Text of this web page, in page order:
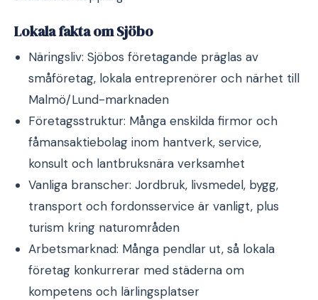
Lokala fakta om Sjöbo
Näringsliv: Sjöbos företagande präglas av
småföretag, lokala entreprenörer och närhet till
Malmö/Lund-marknaden
Företagsstruktur: Många enskilda firmor och
fåmansaktiebolag inom hantverk, service,
konsult och lantbruksnära verksamhet
Vanliga branscher: Jordbruk, livsmedel, bygg,
transport och fordonsservice är vanligt, plus
turism kring naturområden
Arbetsmarknad: Många pendlar ut, så lokala
företag konkurrerar med städerna om
kompetens och lärlingsplatser